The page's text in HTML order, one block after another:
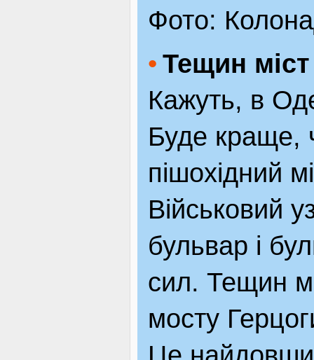
Фото:
Тещин міст
Кажуть, в
Буде краще,
пішохідний
Військовий
бульвар і
сил. Тещин
мосту